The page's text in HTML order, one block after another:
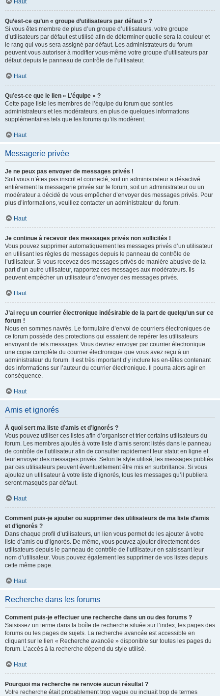
Haut
Qu’est-ce qu’un « groupe d’utilisateurs par défaut » ?
Si vous êtes membre de plus d’un groupe d’utilisateurs, votre groupe
d’utilisateurs par défaut est utilisé afin de déterminer quelle sera la couleur et
le rang qui vous sera assigné par défaut. Les administrateurs du forum
peuvent vous autoriser à modifier vous-même votre groupe d’utilisateurs par
défaut depuis le panneau de contrôle de l’utilisateur.
Haut
Qu’est-ce que le lien « L’équipe » ?
Cette page liste les membres de l’équipe du forum que sont les
administrateurs et les modérateurs, en plus de quelques informations
supplémentaires tels que les forums qu’ils modèrent.
Haut
Messagerie privée
Je ne peux pas envoyer de messages privés !
Soit vous n’êtes pas inscrit et connecté, soit un administrateur a désactivé
entièrement la messagerie privée sur le forum, soit un administrateur ou un
modérateur a décidé de vous empêcher d’envoyer des messages privés. Pour
plus d’informations, veuillez contacter un administrateur du forum.
Haut
Je continue à recevoir des messages privés non sollicités !
Vous pouvez supprimer automatiquement les messages privés d’un utilisateur
en utilisant les règles de messages depuis le panneau de contrôle de
l’utilisateur. Si vous recevez des messages privés de manière abusive de la
part d’un autre utilisateur, rapportez ces messages aux modérateurs. Ils
peuvent empêcher un utilisateur d’envoyer des messages privés.
Haut
J’ai reçu un courrier électronique indésirable de la part de quelqu’un sur ce
forum !
Nous en sommes navrés. Le formulaire d’envoi de courriers électroniques de
ce forum possède des protections qui essaient de repérer les utilisateurs
envoyant de tels messages. Vous devriez envoyer par courrier électronique
une copie complète du courrier électronique que vous avez reçu à un
administrateur du forum. Il est très important d’y inclure les en-têtes contenant
des informations sur l’auteur du courrier électronique. Il pourra alors agir en
conséquence.
Haut
Amis et ignorés
À quoi sert ma liste d’amis et d’ignorés ?
Vous pouvez utiliser ces listes afin d’organiser et trier certains utilisateurs du
forum. Les membres ajoutés à votre liste d’amis seront listés dans le panneau
de contrôle de l’utilisateur afin de consulter rapidement leur statut en ligne et
leur envoyer des messages privés. Selon le style utilisé, les messages publiés
par ces utilisateurs peuvent éventuellement être mis en surbrillance. Si vous
ajoutez un utilisateur à votre liste d’ignorés, tous les messages qu’il publiera
seront masqués par défaut.
Haut
Comment puis-je ajouter ou supprimer des utilisateurs de ma liste d’amis
et d’ignorés ?
Dans chaque profil d’utilisateurs, un lien vous permet de les ajouter à votre
liste d’amis ou d’ignorés. De même, vous pouvez ajouter directement des
utilisateurs depuis le panneau de contrôle de l’utilisateur en saisissant leur
nom d’utilisateur. Vous pouvez également les supprimer de vos listes depuis
cette même page.
Haut
Recherche dans les forums
Comment puis-je effectuer une recherche dans un ou des forums ?
Saisissez un terme dans la boîte de recherche située sur l’index, les pages des
forums ou les pages de sujets. La recherche avancée est accessible en
cliquant sur le lien « Recherche avancée » disponible sur toutes les pages du
forum. L’accès à la recherche dépend du style utilisé.
Haut
Pourquoi ma recherche ne renvoie aucun résultat ?
Votre recherche était probablement trop vague ou incluait trop de termes